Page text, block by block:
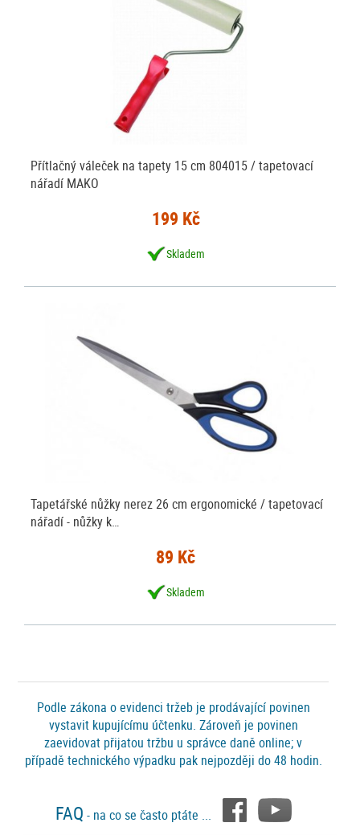
Přítlačný váleček na tapety 15 cm 804015 / tapetovací
nářadí MAKO
199 Kč
Skladem
Tapetářské nůžky nerez 26 cm ergonomické / tapetovací
nářadí - nůžky k…
89 Kč
Skladem
Podle zákona o evidenci tržeb je prodávající povinen
vystavit kupujícímu účtenku. Zároveň je povinen
zaevidovat přijatou tržbu u správce daně online; v
případě technického výpadku pak nejpozději do 48 hodin.
FAQ - na co se často ptáte ...